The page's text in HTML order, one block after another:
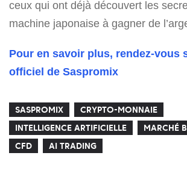
ceux qui ont déjà découvert les
machine japonaise à gagner de
Pour en savoir plus, rendez-vous
officiel de Saspromix
SASPROMIX
CRYPTO-MONNAIE
INTELLIGENCE ARTIFICIELLE
MARCHÉ
CFD
AI TRADING